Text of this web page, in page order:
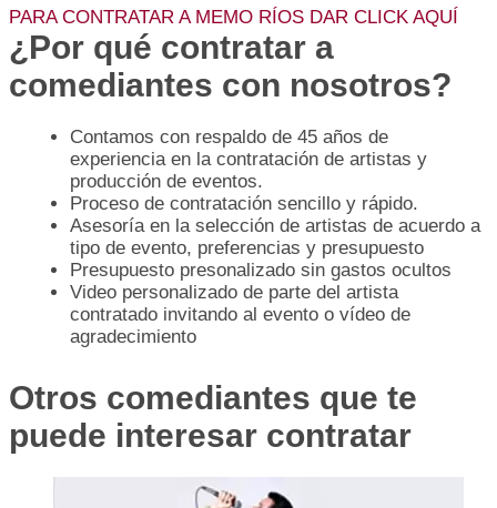
PARA CONTRATAR A MEMO RÍOS DAR CLICK AQUÍ
¿Por qué contratar a
comediantes con nosotros?
Contamos con respaldo de 45 años de
experiencia en la contratación de artistas y
producción de eventos.
Proceso de contratación sencillo y rápido.
Asesoría en la selección de artistas de acuerdo a
tipo de evento, preferencias y presupuesto
Presupuesto presonalizado sin gastos ocultos
Video personalizado de parte del artista
contratado invitando al evento o vídeo de
agradecimiento
Otros comediantes que te
puede interesar contratar